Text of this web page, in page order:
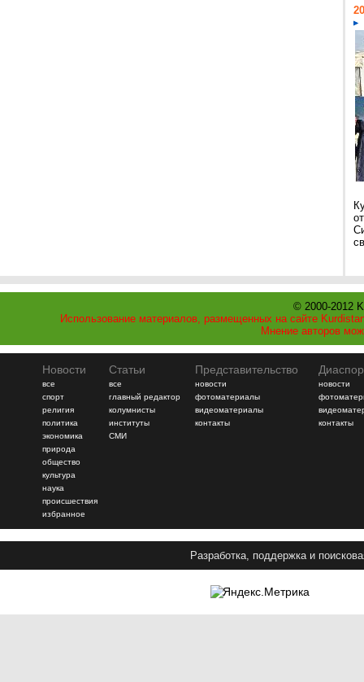
© 2000-2012
Использование материалов, размещенных на сайте
Мнение авторов
Новости
все
спорт
религия
политика
экономика
природа
общество
культура
наука
происшествия
избранное
Статьи
все
главный редактор
колумнисты
институты
СМИ
Представительство
новости
фотоматериалы
видеоматериалы
контакты
новости
контакты
Разработка, поддержка и